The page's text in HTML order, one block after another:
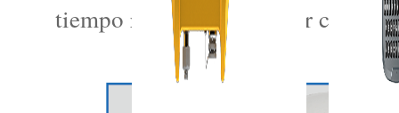
tiempo real y en cualquier